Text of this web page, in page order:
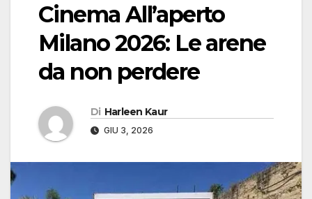
Cinema All’aperto
Milano 2026: Le arene
da non perdere
Di Harleen Kaur
GIU 3, 2026